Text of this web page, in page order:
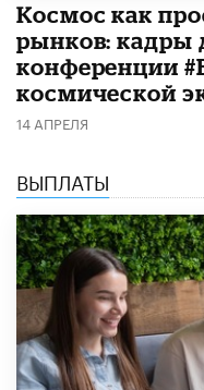
Космос как
рынков: кадры
конференции
космической
14 АПРЕЛЯ
ВЫПЛАТЫ